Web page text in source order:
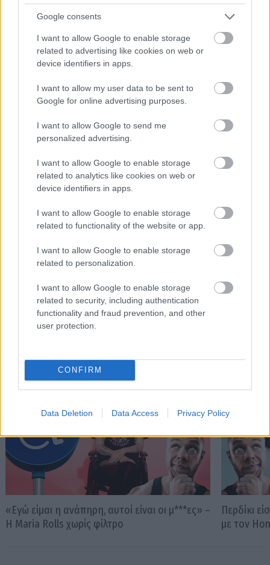
Google consents
I want to allow Google to enable storage
related to advertising like cookies on web or
device identifiers in apps.
I want to allow my user data to be sent to
Google for online advertising purposes.
I want to allow Google to send me
personalized advertising.
I want to allow Google to enable storage
related to analytics like cookies on web or
device identifiers in apps.
I want to allow Google to enable storage
related to functionality of the website or app.
I want to allow Google to enable storage
related to personalization.
I want to allow Google to enable storage
related to security, including authentication
functionality and fraud prevention, and other
user protection.
CONFIRM
Data Deletion Data Access Privacy Policy
συντηρητισμό της μέσης ηλικίας. Εσύ μην δινεις σημασία.
Διαβάστε επίσης
Μεγαλοθυμία και λογιστική Περάστε,
«Εγώ είμαι η ανάπηρη, αυτοί είναι οι μ***ες» –
Η Maria Rolls χωρίς φίλτρο
Περδίκι
με τον